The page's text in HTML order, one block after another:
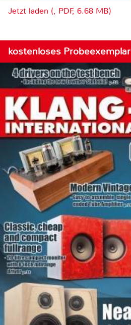
Jetzt laden (, PDF, 6.68 MB)
kostenloses Probeexemplar